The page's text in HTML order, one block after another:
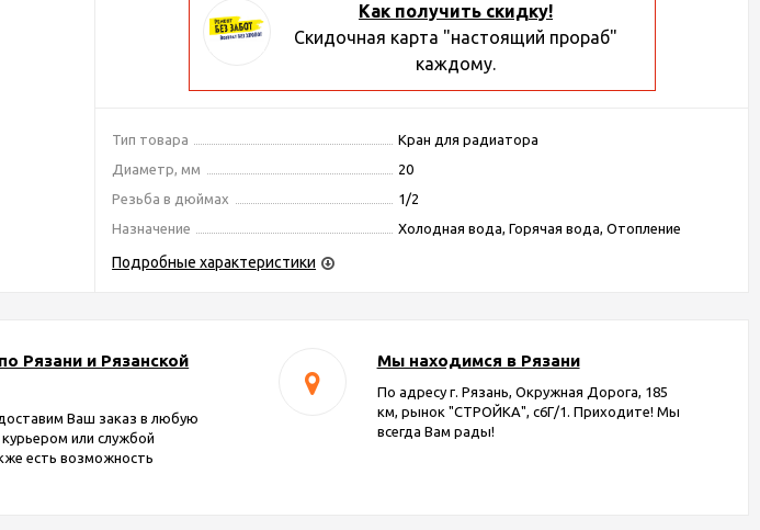
Как получить скидку!
Скидочная карта "настоящий прораб"
каждому.
Тип товара
Кран для радиатора
Диаметр, мм
20
Резьба в дюймах
1/2
Назначение
Холодная вода, Горячая вода, Отопление
Подробные характеристики
Рязани и Рязанской
Ваш заказ в любую
или службой
есть возможность
Мы находимся в Рязани
По адресу г. Рязань, Окружная Дорога, 185
км, рынок "СТРОЙКА", с6Г/1. Приходите! Мы
всегда Вам рады!